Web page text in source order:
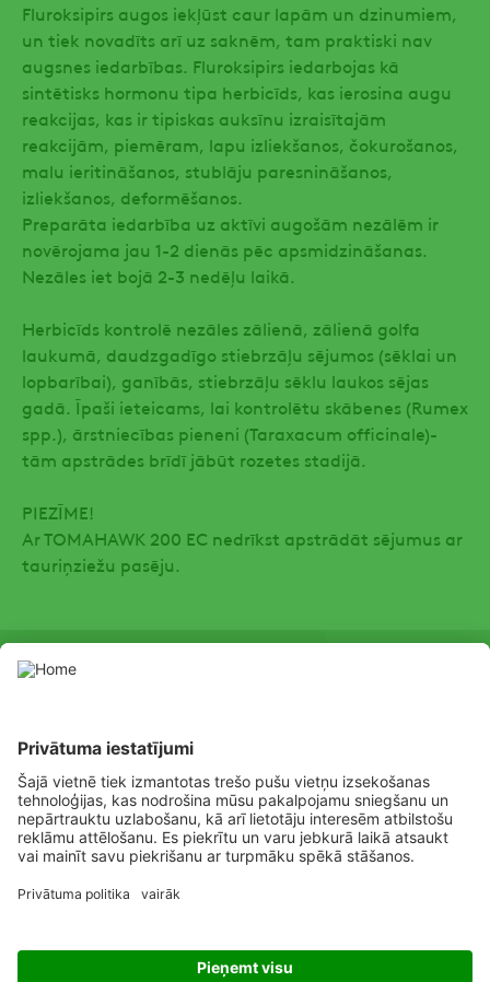
Fluroksipirs augos iekļūst caur lapām un dzinumiem,
un tiek novadīts arī uz saknēm, tam praktiski nav
augsnes iedarbības. Fluroksipirs iedarbojas kā
sintētisks hormonu tipa herbicīds, kas ierosina augu
reakcijas, kas ir tipiskas auksīnu izraisītajām
reakcijām, piemēram, lapu izliekšanos, čokurošanos,
malu ieritināšanos, stublāju paresnināšanos,
izliekšanos, deformēšanos.
Preparāta iedarbība uz aktīvi augošām nezālēm ir
novērojama jau 1-2 dienās pēc apsmidzināšanas.
Nezāles iet bojā 2-3 nedēļu laikā.
Herbicīds kontrolē nezāles zālienā, zālienā golfa
laukumā, daudzgadīgo stiebrzāļu sējumos (sēklai un
lopbarībai), ganībās, stiebrzāļu sēklu laukos sējas
gadā. Īpaši ieteicams, lai kontrolētu skābenes (Rumex
spp.), ārstniecības pieneni (Taraxacum officinale)-
tām apstrādes brīdī jābūt rozetes stadijā.
PIEZĪME!
Ar TOMAHAWK 200 EC nedrīkst apstrādāt sējumus ar
tauriņziežu pasēju.
Lietojiet augu aizsardzības līdzekļus atbilstoši drošības prasībām.
Pirms lietošanas vienmēr izlasiet marķējumu un informāciju par
bīstamības apgalvojumiem drošai produkta izmantošanai.